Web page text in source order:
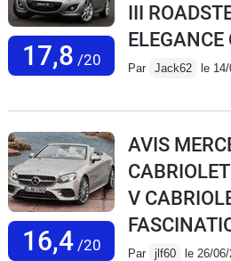
17,8 /20
III
ELEGANCE
Par Jack62 le
16,4/20
AVIS
CABRIOLET
V
Par jlf60 le 26/